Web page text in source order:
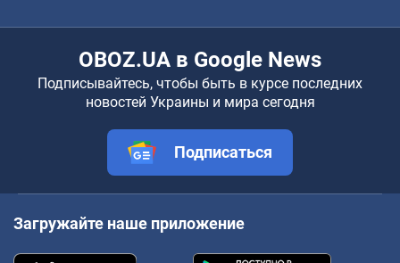
OBOZ.UA в Google News
Подписывайтесь, чтобы быть в курсе последних
новостей Украины и мира сегодня
Подписаться
Загружайте наше приложение